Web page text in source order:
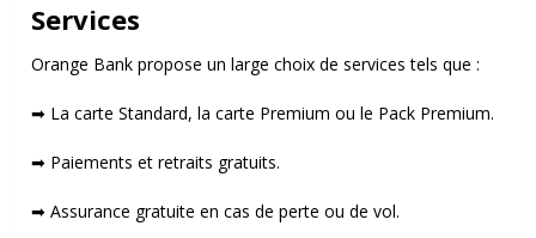
Services
Orange Bank propose un large choix de services tels que :
➡ La carte Standard, la carte Premium ou le Pack Premium.
➡ Paiements et retraits gratuits.
➡ Assurance gratuite en cas de perte ou de vol.